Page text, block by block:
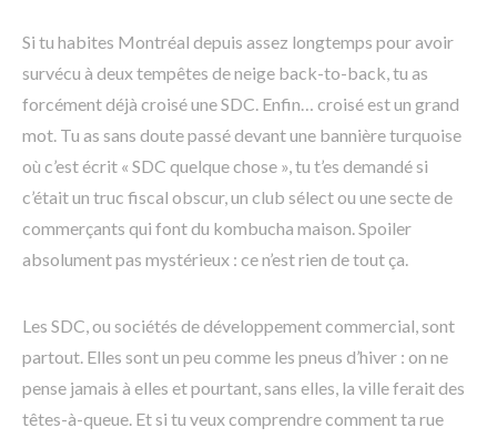
Si tu habites Montréal depuis assez longtemps pour avoir
survécu à deux tempêtes de neige back-to-back, tu as
forcément déjà croisé une SDC. Enfin… croisé est un grand
mot. Tu as sans doute passé devant une bannière turquoise
où c’est écrit « SDC quelque chose », tu t’es demandé si
c’était un truc fiscal obscur, un club sélect ou une secte de
commerçants qui font du kombucha maison. Spoiler
absolument pas mystérieux : ce n’est rien de tout ça.
Les SDC, ou sociétés de développement commercial, sont
partout. Elles sont un peu comme les pneus d’hiver : on ne
pense jamais à elles et pourtant, sans elles, la ville ferait des
têtes-à-queue. Et si tu veux comprendre comment ta rue